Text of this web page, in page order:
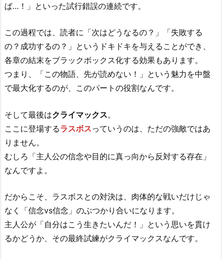
ば…！」といった試行錯誤の連続です。
この過程では、読者に「次はどうなるの？」「失敗する
の？成功するの？」というドキドキを与えることができ、
各章の結末をブラックボックス化する効果もあります。
つまり、「この物語、先が読めない！」という魅力を中盤
で最大化するのが、このパートの役割なんです。
そして最後はクライマックス。
ここに登場するラスボスっていうのは、ただの強敵ではあ
りません。
むしろ「主人公の信念や目的に真っ向から反対する存在」
なんですよ。
だからこそ、ラスボスとの対決は、肉体的な戦いだけじゃ
なく「信念vs信念」のぶつかり合いになります。
主人公が「自分はこう生きたいんだ！」という思いを貫け
るかどうか、その最終試練がクライマックスなんです。